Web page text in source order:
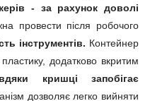
- за рахунок доволі
провести після робочого
інструментів. Контейнер
додатково вкритим
кришці запобігає
дозволяє легко вийняти